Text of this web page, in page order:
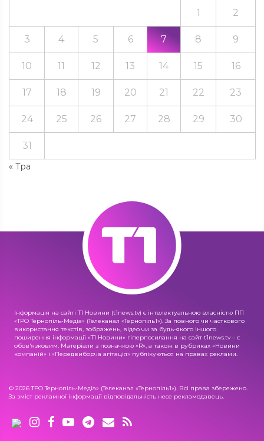
« Тра
1 2
3 4 5 6 7 8 9
10 11 12 13 14 15 16
17 18 19 20 21 22 23
24 25 26 27 28 29 30
31
Інформація на сайті Т1 Новини (t1news.tv) є інтелектуальною власністю ПП
«ТРО Тернопіль-Медіа» (Телеканал «Тернопіль1»). За повного чи часткового
використання текстів, зображень, відео чи за будь-якого іншого
поширення інформації «Т1 Новини» гіперпосилання на сайт t1news.tv – є
обов'язковим. Матеріали з позначкою «R», а також в рубриках «Новини
компаній» і «Передвиборча агітація» публікуються на правах реклами.
© 2026 ТРО Тернопіль-Медіа» (Телеканал «Тернопіль1»). Всі права збережено.
За зміст рекламної інформації відповідальність несе рекламодавець.